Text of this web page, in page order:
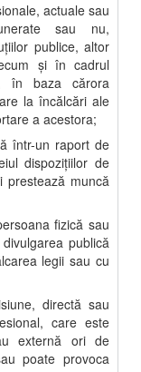
actuale sau
sau nu,
publice, altor
şi în cadrul
în baza cărora
la încălcări ale
a acestora;
într-un raport de
dispoziţiilor de
prestează muncă
fizică sau
publică
legii sau cu
directă sau
care este
externă ori de
poate provoca